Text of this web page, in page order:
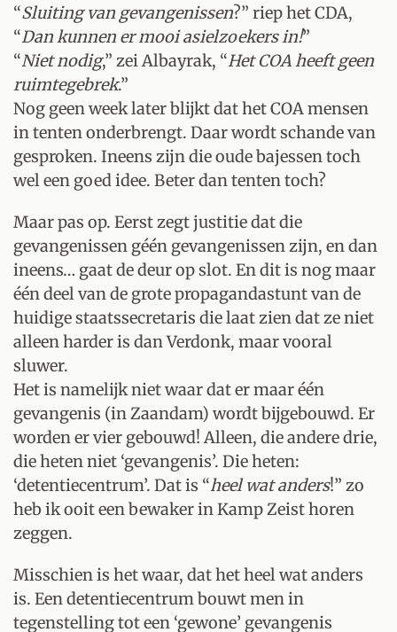
“Sluiting van gevangenissen?” riep het CDA,
“Dan kunnen er mooi asielzoekers in!”
“Niet nodig,” zei Albayrak, “Het COA heeft geen
ruimtegebrek.”
Nog geen week later blijkt dat het COA mensen
in tenten onderbrengt. Daar wordt schande van
gesproken. Ineens zijn die oude bajessen toch
wel een goed idee. Beter dan tenten toch?
Maar pas op. Eerst zegt justitie dat die
gevangenissen géén gevangenissen zijn, en dan
ineens… gaat de deur op slot. En dit is nog maar
één deel van de grote propagandastunt van de
huidige staatssecretaris die laat zien dat ze niet
alleen harder is dan Verdonk, maar vooral
sluwer.
Het is namelijk niet waar dat er maar één
gevangenis (in Zaandam) wordt bijgebouwd. Er
worden er vier gebouwd! Alleen, die andere drie,
die heten niet ‘gevangenis’. Die heten:
‘detentiecentrum’. Dat is “heel wat anders!” zo
heb ik ooit een bewaker in Kamp Zeist horen
zeggen.
Misschien is het waar, dat het heel wat anders
is. Een detentiecentrum bouwt men in
tegenstelling tot een ‘gewone’ gevangenis